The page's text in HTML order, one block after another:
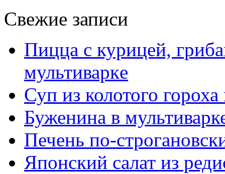
Свежие записи
Пицца с курицей,
мультиварке
Суп из колотого
Буженина в
Печень по-
Японский салат из